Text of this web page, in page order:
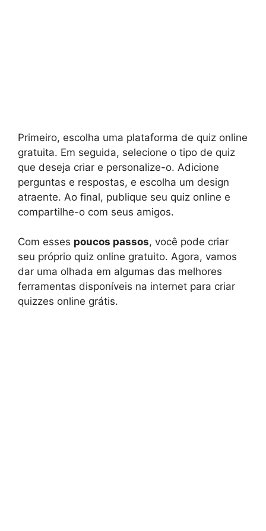
Primeiro, escolha uma plataforma de quiz online
gratuita. Em seguida, selecione o tipo de quiz
que deseja criar e personalize-o. Adicione
perguntas e respostas, e escolha um design
atraente. Ao final, publique seu quiz online e
compartilhe-o com seus amigos.
Com esses poucos passos, você pode criar
seu próprio quiz online gratuito. Agora, vamos
dar uma olhada em algumas das melhores
ferramentas disponíveis na internet para criar
quizzes online grátis.